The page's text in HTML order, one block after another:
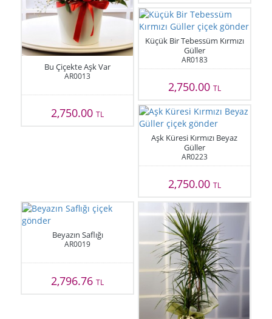
Bu Çiçekte Aşk Var
AR0013
2,750.00TL
Küçük Bir Tebessüm Kırmızı
Güller
AR0183
2,750.00 TL
Aşk Küresi Kırmızı Beyaz
Güller
AR0223
2,750.00 TL
Beyazın Saflığı
AR0019
2,796.76TL